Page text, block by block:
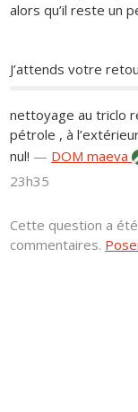
alors qu’il reste un
J’attends votre
nettoyage au triclo
pétrole , à
nul! — DOM maeva
23h35
Cette question a
commentaires.